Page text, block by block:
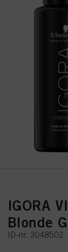
IGORA
Blonde
ID-nr. 3048502